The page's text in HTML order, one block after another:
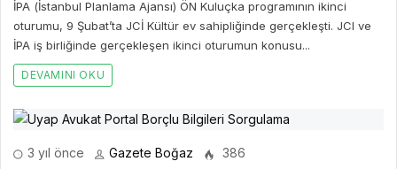
İPA (İstanbul Planlama Ajansı) ÖN Kuluçka programının ikinci
oturumu, 9 Şubat’ta JCİ Kültür ev sahipliğinde gerçekleşti. JCI ve
İPA iş birliğinde gerçekleşen ikinci oturumun konusu...
DEVAMINI OKU
3 yıl önce Gazete Boğaz 386